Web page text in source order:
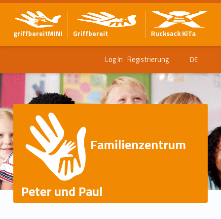
griffbereitMINI Griffbereit Rucksack KiTa
Log In Registrierung DE
Familienzentrum
Peter und Paul